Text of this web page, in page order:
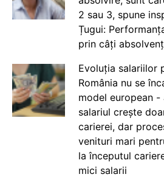
2 sau 3, spune
Țugui:
prin câți
Evoluția salariilor
România nu se
model european -
salariul crește
carierei, dar
venituri mari
la începutul
mici salarii